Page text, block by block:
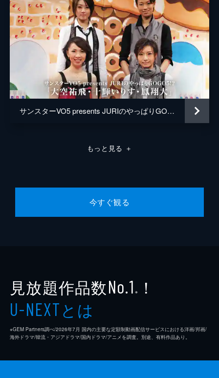
サンスターVO5 presents JURIのやっぱりGOGO5!?「大空祐飛・十輝いりす・鳳翔大」
もっと見る ＋
今すぐ観る
見放題作品数No.1 ※ ！
U-NEXTとは
※GEM Partners調べ/2026年7⽉ 国内の主要な定額制動画配信サービスにおける洋画/邦画/
海外ドラマ/韓流・アジアドラマ/国内ドラマ/アニメを調査。別途、有料作品あり。